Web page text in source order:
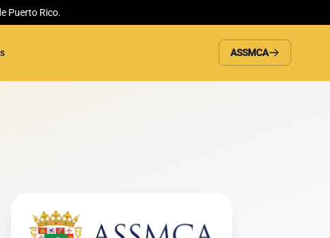
Puerto Rico.
ASSMCA